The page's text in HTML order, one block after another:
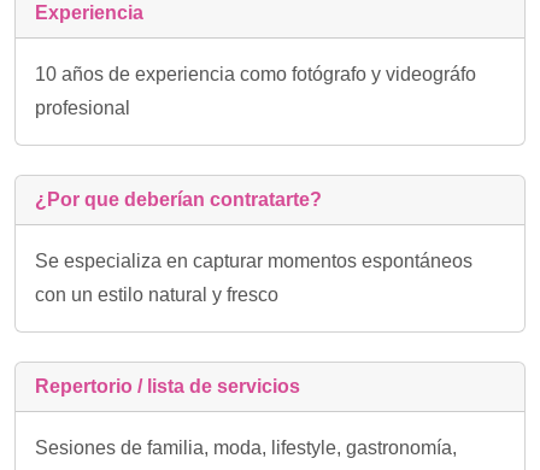
Experiencia
10 años de experiencia como fotógrafo y videográfo
profesional
¿Por que deberían contratarte?
Se especializa en capturar momentos espontáneos
con un estilo natural y fresco
Repertorio / lista de servicios
Sesiones de familia, moda, lifestyle, gastronomía,